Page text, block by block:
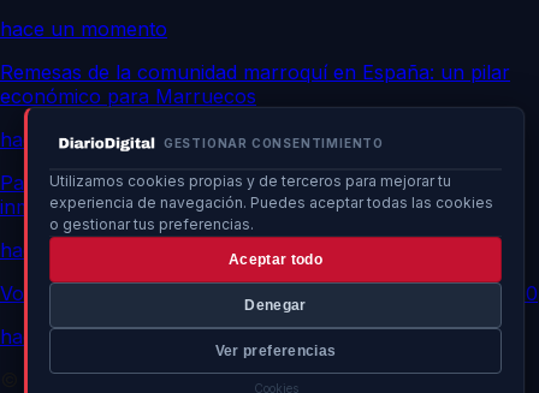
GESTIONAR CONSENTIMIENTO
Utilizamos cookies propias y de terceros para mejorar tu
experiencia de navegación. Puedes aceptar todas las cookies
o gestionar tus preferencias.
Aceptar todo
Denegar
Ver preferencias
Cookies
hace un momento
Remesas de la comunidad marroquí en España: un pilar
económico para Marruecos
hace un momento
Patrullas vecinales en Ceuta aumentan tensiones con
inmigrantes
hace un momento
Vox y Sumar exigen excluir a Marruecos del Mundial 2030
hace un momento
© 2026 DiarioDigital.es. Todos los derechos reservados.